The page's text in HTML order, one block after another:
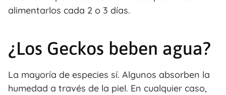
alimentarlos cada 2 o 3 días.
¿Los Geckos beben agua?
La mayoría de especies sí. Algunos absorben la
humedad a través de la piel. En cualquier caso,